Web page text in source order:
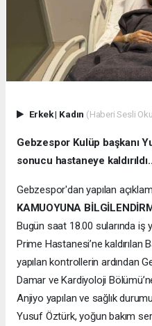
Erkek| Kadın (Haberi Sesli
Gebzespor Kulüp başkanı
sonucu hastaneye kaldırıldı..
Gebzespor'dan yapılan
KAMUOYUNA
Bugün saat 18.00 sularında iş
Prime Hastanesi’ne kaldırılan
yapılan kontrollerin ardından
Damar ve Kardiyoloji
Anjiyo yapılan ve sağlık
Yusuf Öztürk, yoğun bakım